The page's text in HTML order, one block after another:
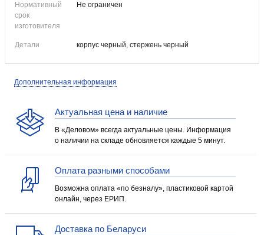
Нормативный
срок
изготовителя
Не ограничен
Детали корпус черный, стержень черный
Дополнительная информация
Актуальная цена и наличие
В «Деловом» всегда актуальные цены. Информация
о наличии на складе обновляется каждые 5 минут.
Оплата разными способами
Возможна оплата «по безналу», пластиковой картой
онлайн, через ЕРИП.
Доставка по Беларуси